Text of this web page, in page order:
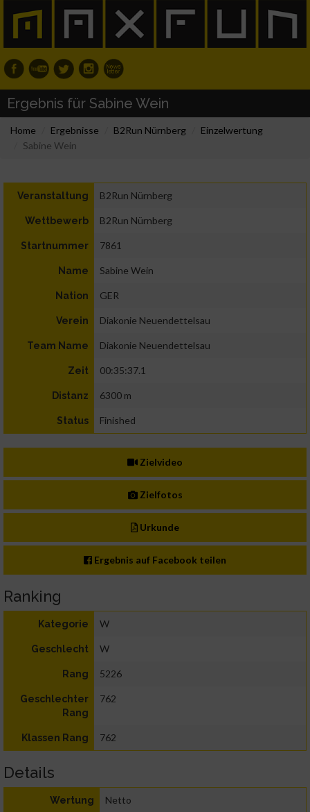
Ergebnis für Sabine Wein
Home Ergebnisse B2Run Nürnberg
Einzelwertung
Sabine Wein
Veranstaltung B2Run Nürnberg
Wettbewerb B2Run Nürnberg
Startnummer 7861
Name Sabine Wein
Nation GER
Verein Diakonie Neuendettelsau
Team Name Diakonie Neuendettelsau
Zeit 00:35:37.1
Distanz 6300 m
Status Finished
Zielvideo
Zielfotos
Urkunde
Ergebnis auf Facebook teilen
Ranking
Kategorie W
Geschlecht W
Rang 5226
Geschlechter
Rang
762
Klassen Rang 762
Details
Wertung Netto